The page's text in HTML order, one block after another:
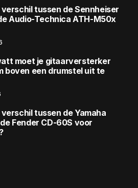
tussen de Sennheiser
Audio-Technica ATH-M50x
moet je gitaarversterker
boven een drumstel uit te
tussen de Yamaha
Fender CD-60S voor